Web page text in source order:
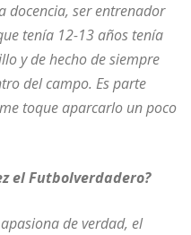
docencia, ser entrenador
tenía 12-13 años tenía
y de hecho de siempre
del campo. Es parte
toque aparcarlo un poco
el Futbolverdadero?
de verdad, el